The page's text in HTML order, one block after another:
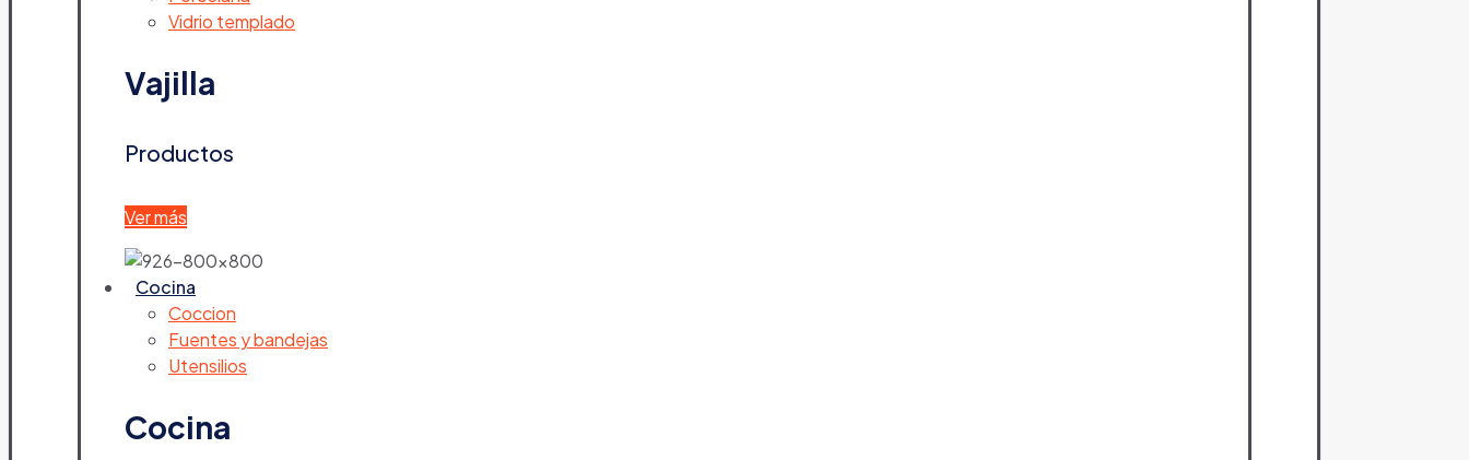
Vidrio templado
Vajilla
Productos
Ver más
Cocina
Coccion
Fuentes y bandejas
Utensilios
Cocina